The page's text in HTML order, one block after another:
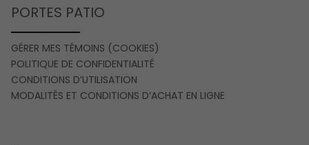
PORTES PATIO
GÉRER MES TÉMOINS (COOKIES)
POLITIQUE DE CONFIDENTIALITÉ
CONDITIONS D’UTILISATION
MODALITÉS ET CONDITIONS D’ACHAT EN LIGNE